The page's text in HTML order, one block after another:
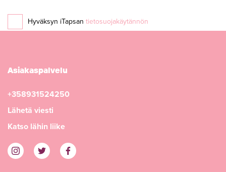
Hyväksyn iTapsan tietosuojakäytännön
Asiakaspalvelu
+358931524250
Lähetä viesti
Katso lähin liike